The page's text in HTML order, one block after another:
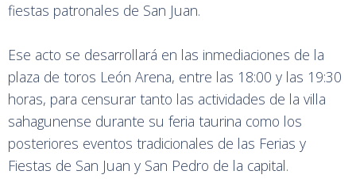
fiestas patronales de San Juan.
Ese acto se desarrollará en las inmediaciones de la
plaza de toros León Arena, entre las 18:00 y las 19:30
horas, para censurar tanto las actividades de la villa
sahagunense durante su feria taurina como los
posteriores eventos tradicionales de las Ferias y
Fiestas de San Juan y San Pedro de la capital.